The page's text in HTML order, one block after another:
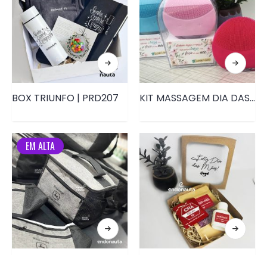
BOX TRIUNFO | PRD207 KIT MASSAGEM DIA DAS MÃES • PRD046
EM ALTA